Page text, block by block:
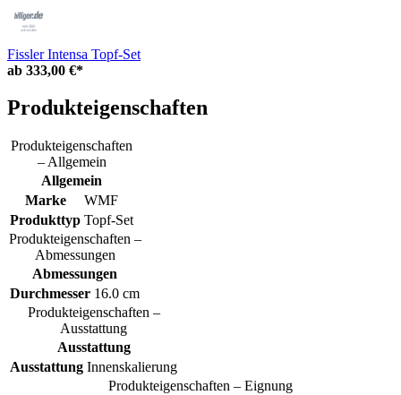
Fissler Intensa Topf-Set
ab 333,00 €*
Produkteigenschaften
Produkteigenschaften
– Allgemein
Allgemein
Marke
WMF
Produkttyp Topf-Set
Produkteigenschaften –
Abmessungen
Abmessungen
Durchmesser 16.0 cm
Produkteigenschaften –
Ausstattung
Ausstattung
Ausstattung Innenskalierung
Produkteigenschaften – Eignung